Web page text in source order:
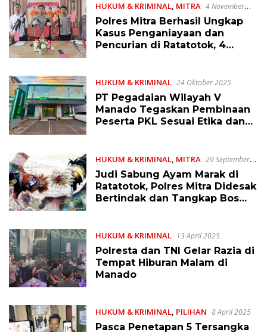
HUKUM & KRIMINAL, MITRA 4 November
2025
Polres Mitra Berhasil Ungkap
Kasus Penganiayaan dan
Pencurian di Ratatotok, 4
HUKUM & KRIMINAL 24 Oktober 2025
PT Pegadaian Wilayah V
Manado Tegaskan Pembinaan
Peserta PKL Sesuai Etika dan
HUKUM & KRIMINAL, MITRA 29 September
2025
Judi Sabung Ayam Marak di
Ratatotok, Polres Mitra Didesak
Bertindak dan Tangkap Bos
HUKUM & KRIMINAL 13 April 2025
Polresta dan TNI Gelar Razia di
Tempat Hiburan Malam di
Manado
HUKUM & KRIMINAL, PILIHAN 8 April 2025
Pasca Penetapan 5 Tersangka